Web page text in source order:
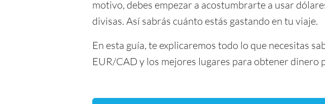
motivo, debes empezar a acostumbrarte a usar
divisas. Así sabrás cuánto estás gastando en tu viaje.
En esta guía, te explicaremos todo lo que necesitas
EUR/CAD y los mejores lugares para obtener dinero